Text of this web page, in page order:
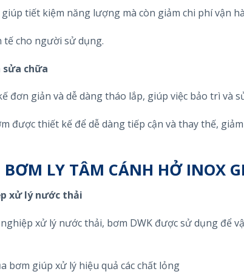
tiết kiệm năng lượng mà còn giảm chi phí vận
tế cho người sử dụng.
sửa chữa
đơn giản và dễ dàng tháo lắp, giúp việc bảo trì và
được thiết kế để dễ dàng tiếp cận và thay thế,
LY TÂM CÁNH HỞ INOX
xử lý nước thải
xử lý nước thải, bơm DWK được sử dụng để
bơm giúp xử lý hiệu quả các chất lỏng